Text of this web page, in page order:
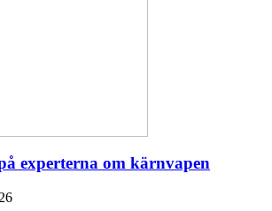
experterna om kärnvapen